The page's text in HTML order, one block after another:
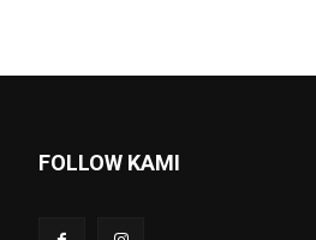
FOLLOW KAMI